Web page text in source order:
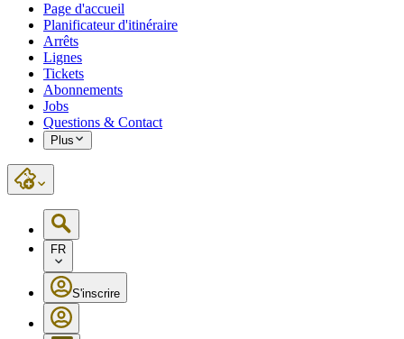
Page d'accueil
Planificateur d'itinéraire
Arrêts
Lignes
Tickets
Abonnements
Jobs
Questions & Contact
Plus
FR
S'inscrire